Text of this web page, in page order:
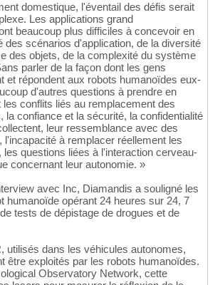
domestique, l'éventail des défis serait
Les applications grand
beaucoup plus difficiles à concevoir en
des scénarios d'application, de la diversité
des objets, de la complexité du système
parler de la façon dont les gens
et répondent aux robots humanoïdes eux-
d'autres questions à prendre en
conflits liés au remplacement des
la confiance et la sécurité, la confidentialité
leur ressemblance avec des
l'incapacité à remplacer réellement les
questions liées à l'interaction cerveau-
concernant leur autonomie. »
avec Inc, Diamandis a souligné les
humanoïde opérant 24 heures sur 24, 7
tests de dépistage de drogues et de
utilisés dans les véhicules autonomes,
être exploités par les robots humanoïdes.
Observatory Network, cette